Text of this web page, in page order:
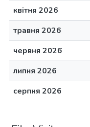
квітня 2026
травня 2026
червня 2026
липня 2026
серпня 2026